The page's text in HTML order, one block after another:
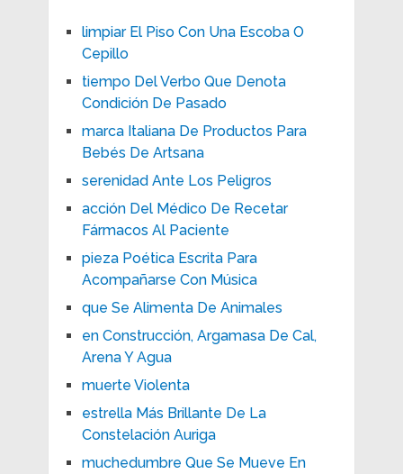
limpiar El Piso Con Una Escoba O
Cepillo
tiempo Del Verbo Que Denota
Condición De Pasado
marca Italiana De Productos Para
Bebés De Artsana
serenidad Ante Los Peligros
acción Del Médico De Recetar
Fármacos Al Paciente
pieza Poética Escrita Para
Acompañarse Con Música
que Se Alimenta De Animales
en Construcción, Argamasa De Cal,
Arena Y Agua
muerte Violenta
estrella Más Brillante De La
Constelación Auriga
muchedumbre Que Se Mueve En